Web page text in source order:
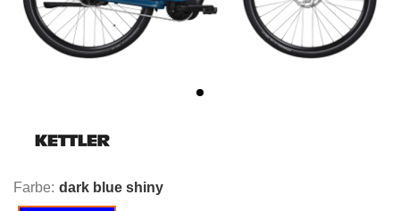
Farbe: dark blue shiny